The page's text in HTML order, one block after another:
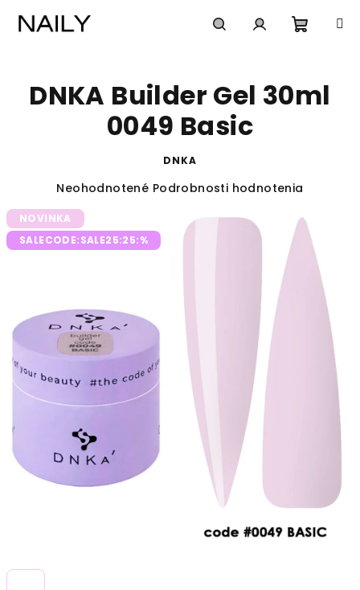
košík
DNKA Builder Gel 30ml
0049 Basic
DNKA
Priemerné
produktu
je
0,0
Neohodnotené Podrobnosti hodnotenia
NOVINKA
SALECODE:SALE25:25:%